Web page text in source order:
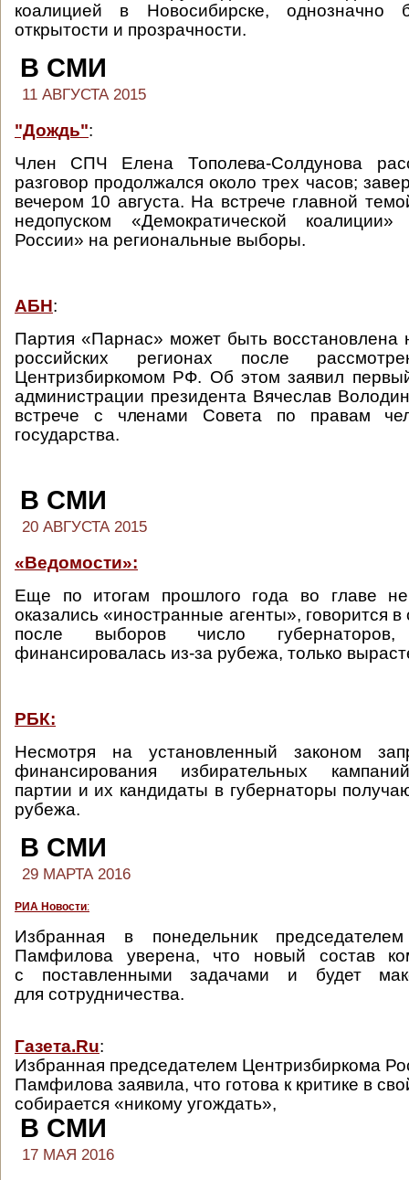
коалицией в Новосибирске, однозначно
открытости и прозрачности.
В СМИ
11 АВГУСТА 2015
"Дождь":
Член СПЧ Елена Тополева-Солдунова
разговор продолжался около трех часов;
вечером 10 августа. На встрече главной
недопуском «Демократической
России» на региональные выборы.
АБН:
Партия «Парнас» может быть восстановлена
российских регионах после
Центризбиркомом РФ. Об этом заявил
администрации президента Вячеслав
встрече с членами Совета по правам
государства.
В СМИ
20 АВГУСТА 2015
«Ведомости»:
Еще по итогам прошлого года во главе
оказались «иностранные агенты», говорится в
после выборов число
финансировалась из-за рубежа, только
РБК:
Несмотря на установленный законом
финансирования избирательных
партии и их кандидаты в губернаторы
рубежа.
В СМИ
29 МАРТА 2016
РИА Новости:
Избранная в понедельник
Памфилова уверена, что новый состав
с поставленными задачами и будет
для сотрудничества.
Газета.Ru:
Избранная председателем Центризбиркома
Памфилова заявила, что готова к критике в
собирается «никому угождать»,
В СМИ
17 МАЯ 2016